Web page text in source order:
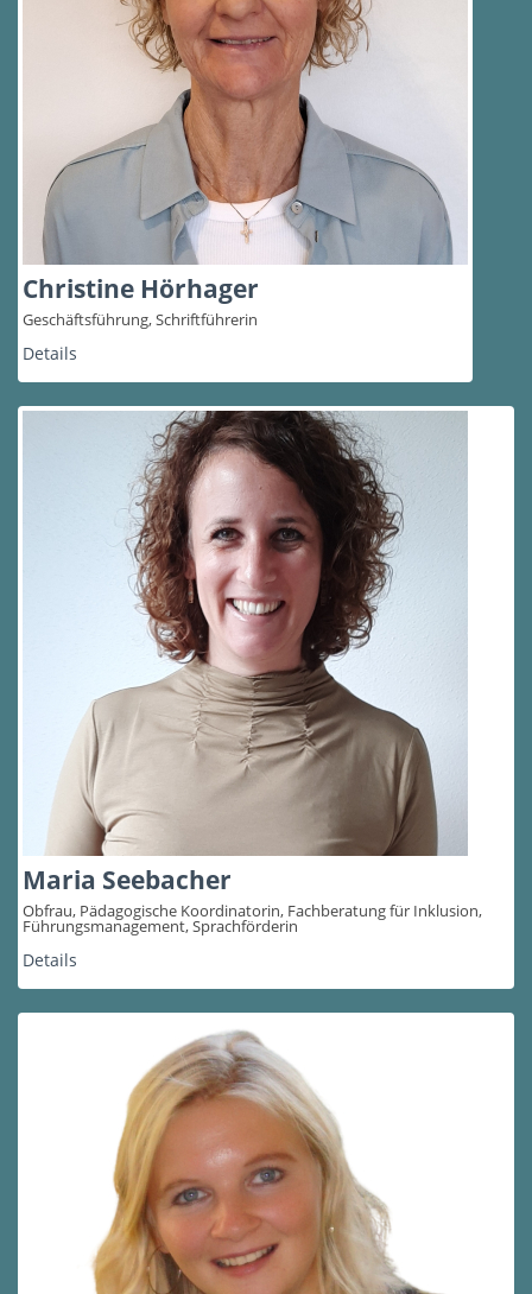
Christine Hörhager
Geschäftsführung, Schriftführerin
Details
Maria Seebacher
Obfrau, Pädagogische Koordinatorin, Fachberatung für Inklusion,
Führungsmanagement, Sprachförderin
Details